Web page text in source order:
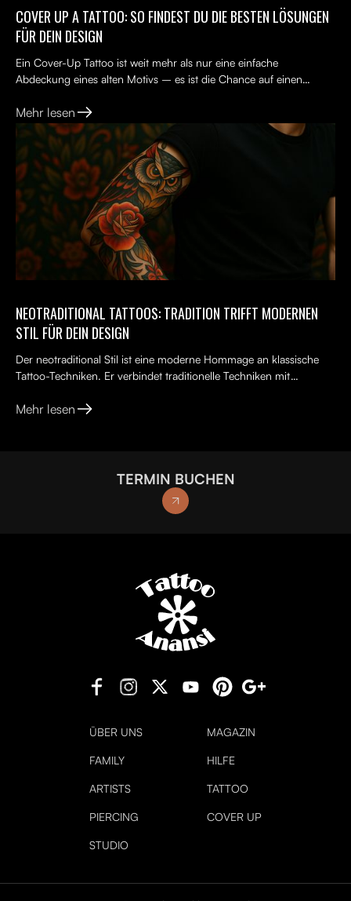
COVER UP A TATTOO: SO FINDEST DU DIE BESTEN LÖSUNGEN
FÜR DEIN DESIGN
Ein Cover-Up Tattoo ist weit mehr als nur eine einfache
Abdeckung eines alten Motivs – es ist die Chance auf einen
Mehr lesen
NEOTRADITIONAL TATTOOS: TRADITION TRIFFT MODERNEN
STIL FÜR DEIN DESIGN
Der neotraditional Stil ist eine moderne Hommage an klassische
Tattoo-Techniken. Er verbindet traditionelle Techniken mit
Mehr lesen
TERMIN BUCHEN
ÜBER UNS MAGAZIN
FAMILY HILFE
ARTISTS TATTOO
PIERCING COVER UP
STUDIO